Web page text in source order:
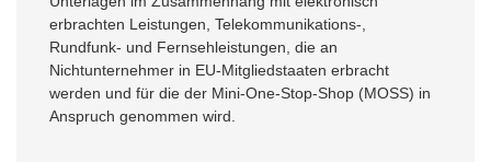
erbrachten Leistungen, Telekommunikations-,
Rundfunk- und Fernsehleistungen, die an
Nichtunternehmer in EU-Mitgliedstaaten erbracht
werden und für die der Mini-One-Stop-Shop (MOSS) in
Anspruch genommen wird.